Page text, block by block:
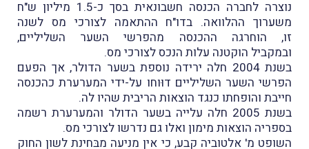
נוצרה לחברה הכנסה חשבונאית בסך כ-1.5 מיליון ש"ח
משערוך ההלוואה. בדו"ח ההתאמה לצורכי מס לשנה
זו, הוחרגה ההכנסה מהפרשי השער השליליים,
ובמקביל הוקטנה עלות הנכס לצורכי מס.
בשנת 2004 חלה ירידה נוספת בשער הדולר, אך הפעם
הפרשי השער השליליים דוּוחו על-ידי המערערת כהכנסה
חייבת והופחתו כנגד הוצאות הריבית שהיו לה.
בשנת 2005 חלה עלייה בשער הדולר והמערערת רשמה
בספריה הוצאות מימון ואלו גם נדרשו לצורכי מס.
השופט מ' אלטוביה קבע, כי אין מניעה מבּחינת לשון החוק